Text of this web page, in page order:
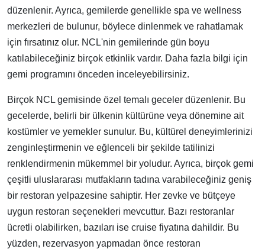
düzenlenir. Ayrıca, gemilerde genellikle spa ve wellness
merkezleri de bulunur, böylece dinlenmek ve rahatlamak
için fırsatınız olur. NCL'nin gemilerinde gün boyu
katılabileceğiniz birçok etkinlik vardır. Daha fazla bilgi için
gemi programını önceden inceleyebilirsiniz.
Birçok NCL gemisinde özel temalı geceler düzenlenir. Bu
gecelerde, belirli bir ülkenin kültürüne veya dönemine ait
kostümler ve yemekler sunulur. Bu, kültürel deneyimlerinizi
zenginleştirmenin ve eğlenceli bir şekilde tatilinizi
renklendirmenin mükemmel bir yoludur. Ayrıca, birçok gemi
çeşitli uluslararası mutfakların tadına varabileceğiniz geniş
bir restoran yelpazesine sahiptir. Her zevke ve bütçeye
uygun restoran seçenekleri mevcuttur. Bazı restoranlar
ücretli olabilirken, bazıları ise cruise fiyatına dahildir. Bu
yüzden, rezervasyon yapmadan önce restoran